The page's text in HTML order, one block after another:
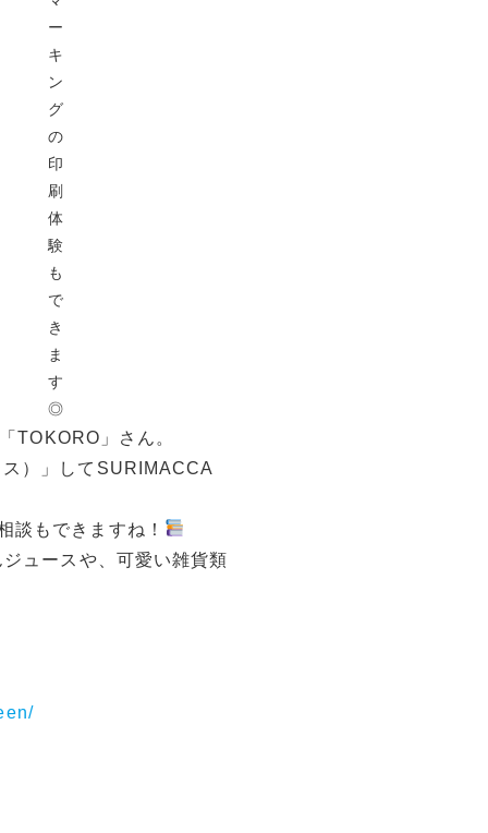
ー
キ
ン
グ
の
印
刷
体
験
も
で
き
ま
す
◎
TOKORO」さん。
）」してSURIMACCA
談もできますね！
ュースや、可愛い雑貨類